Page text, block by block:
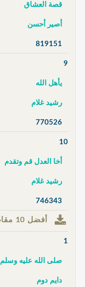
قصة العشاق
أصير أحسن
819151
9
يأهل الله
رشيد غلام
770526
10
أخا العدل قم وتقدم
رشيد غلام
746343
أفضل 10 مقاطع وألبومات حسب مرات التنزيل
1
صلى الله عليه وسلم
دايم دوم